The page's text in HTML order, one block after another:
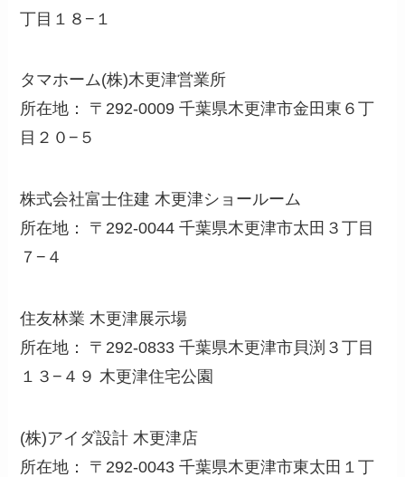
丁目１８−１
タマホーム(株)木更津営業所
所在地： 〒292-0009 千葉県木更津市金田東６丁
目２０−５
株式会社富士住建 木更津ショールーム
所在地： 〒292-0044 千葉県木更津市太田３丁目
７−４
住友林業 木更津展示場
所在地： 〒292-0833 千葉県木更津市貝渕３丁目
１３−４９ 木更津住宅公園
(株)アイダ設計 木更津店
所在地： 〒292-0043 千葉県木更津市東太田１丁